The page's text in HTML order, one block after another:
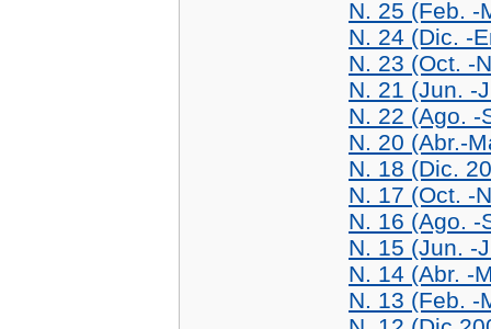
N. 25 (Feb. -
N. 24 (Dic. -
N. 23 (Oct. -
N. 21 (Jun. -
N. 22 (Ago. -
N. 20 (Abr.-
N. 18 (Dic.
N. 17 (Oct. -
N. 16 (Ago. -
N. 15 (Jun. -
N. 14 (Abr. -
N. 13 (Feb. -